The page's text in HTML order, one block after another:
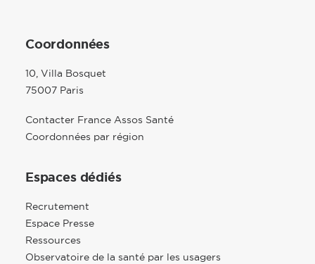
Coordonnées
10, Villa Bosquet
75007 Paris
Contacter France Assos Santé
Coordonnées par région
Espaces dédiés
Recrutement
Espace Presse
Ressources
Observatoire de la santé par les usagers